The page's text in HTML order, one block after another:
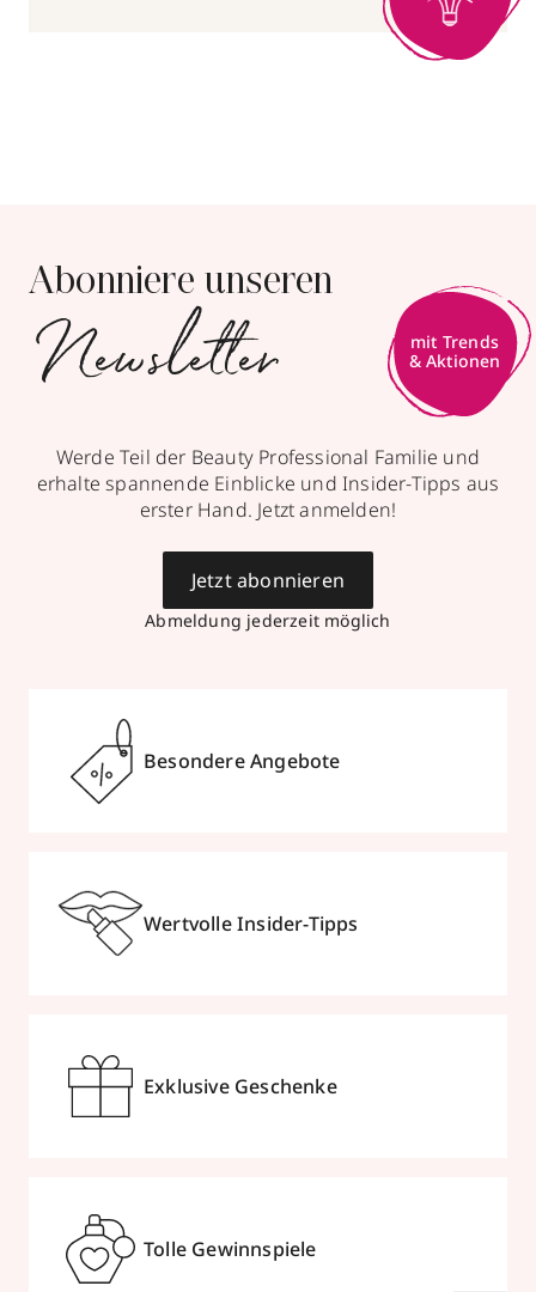
Abonniere unseren
Newsletter
mit Trends
& Aktionen
Werde Teil der Beauty Professional Familie und
erhalte spannende Einblicke und Insider-Tipps aus
erster Hand. Jetzt anmelden!
Abmeldung jederzeit möglich
Jetzt abonnieren
Besondere Angebote
Wertvolle Insider-Tipps
Exklusive Geschenke
Tolle Gewinnspiele